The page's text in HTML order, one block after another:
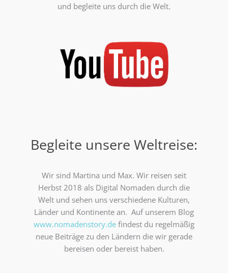
und begleite uns durch die Welt.
Begleite unsere Weltreise:
Wir sind Martina und Max. Wir reisen seit
Herbst 2018 als Digital Nomaden durch die
Welt und sehen uns verschiedene Kulturen,
Länder und Kontinente an. Auf unserem Blog
www.nomadenstory.de findest du regelmäßig
neue Beiträge zu den Ländern die wir gerade
bereisen oder bereist haben.